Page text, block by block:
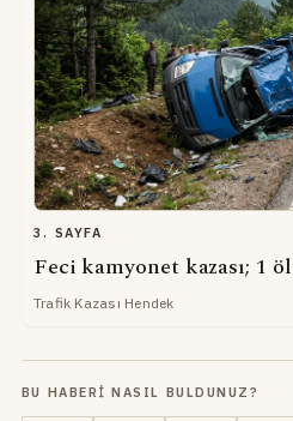
3. SAYFA
Feci kamyonet kazası; 1
Trafik Kazası Hendek
BU HABERI NASIL BULDUNUZ?